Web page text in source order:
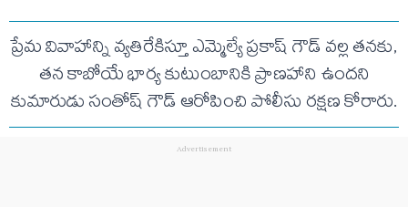
ప్రేమ వివాహాన్ని వ్యతిరేకిస్తూ ఎమ్మెల్యే ప్రకాష్ గౌడ్ వల్ల తనకు,
తన కాబోయే భార్య కుటుంబానికి ప్రాణహాని ఉందని
కుమారుడు సంతోష్ గౌడ్ ఆరోపించి పోలీసు రక్షణ కోరారు.